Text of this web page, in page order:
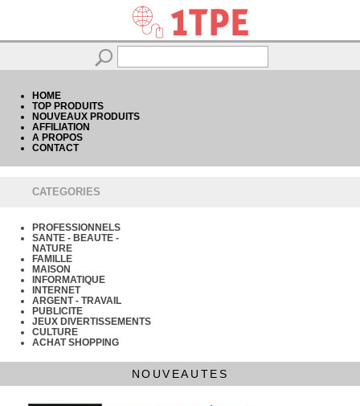
HOME
TOP PRODUITS
NOUVEAUX PRODUITS
AFFILIATION
A PROPOS
CONTACT
CATEGORIES
PROFESSIONNELS
SANTE - BEAUTE -
NATURE
FAMILLE
MAISON
INFORMATIQUE
INTERNET
ARGENT - TRAVAIL
PUBLICITE
JEUX DIVERTISSEMENTS
CULTURE
ACHAT SHOPPING
NOUVEAUTES